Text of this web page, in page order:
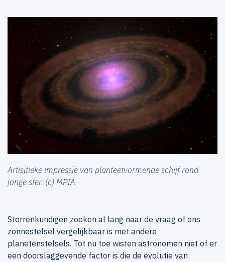
Artisitieke impressie van planteetvormende schijf rond
jonge ster. (c) MPIA
Sterrenkundigen zoeken al lang naar de vraag of ons
zonnestelsel vergelijkbaar is met andere
planetenstelsels. Tot nu toe wisten astronomen niet of er
een doorslaggevende factor is die de evolutie van